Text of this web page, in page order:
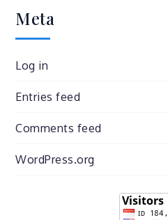
Meta
Log in
Entries feed
Comments feed
WordPress.org